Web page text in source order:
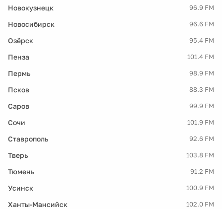
Новокузнецк 96.9 FM
Новосибирск 96.6 FM
Озёрск 95.4 FM
Пенза 101.4 FM
Пермь 98.9 FM
Псков 88.3 FM
Саров 99.9 FM
Сочи 101.9 FM
Ставрополь 92.6 FM
Тверь 103.8 FM
Тюмень 91.2 FM
Усинск 100.9 FM
Ханты-Мансийск 102.0 FM